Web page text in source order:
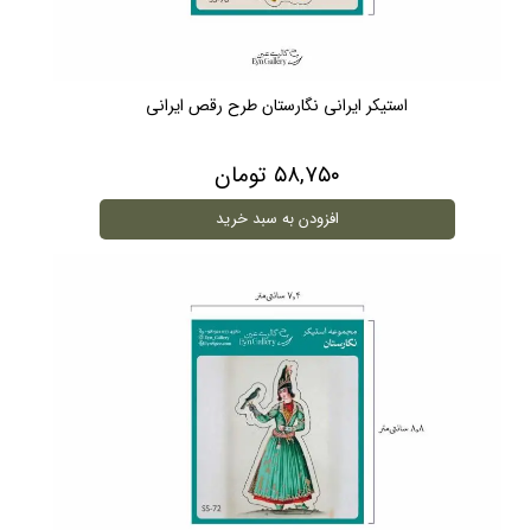
استیکر ایرانی نگارستان طرح رقص ایرانی
۵۸,۷۵۰ تومان
افزودن به سبد خرید